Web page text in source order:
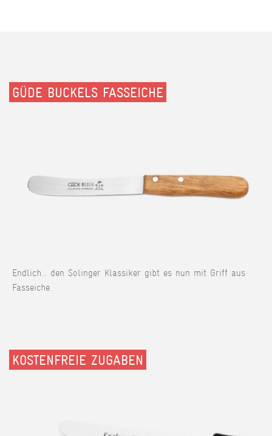
GÜDE BUCKELS FASSEICHE
Endlich... den Solinger Klassiker gibt es nun mit Griff aus
Fasseiche.
KOSTENFREIE ZUGABEN